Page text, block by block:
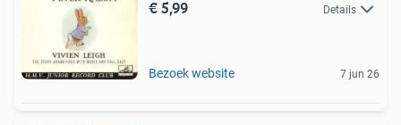
€ 5,99 Details
Bezoek website 7 jun 26